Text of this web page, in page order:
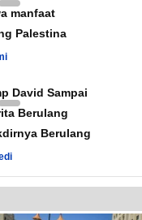
manfaat
Palestina
David Sampai
Berulang
Berulang